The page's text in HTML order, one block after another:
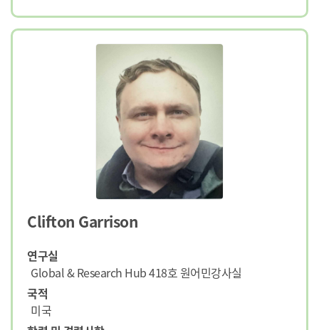
Clifton Garrison
연구실
Global & Research Hub 418호 원어민강사실
국적
미국